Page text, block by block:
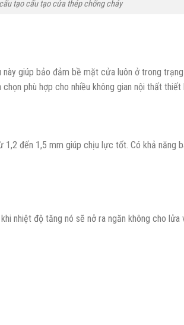
tạo cấu tạo cửa thép chống cháy
giúp bảo đảm bề mặt cửa luôn ở trong
phù hợp cho nhiều không gian nội thất thiết
đến 1,5 mm giúp chịu lực tốt. Có khả năng
nhiệt độ tăng nó sẽ nở ra ngăn không cho lửa